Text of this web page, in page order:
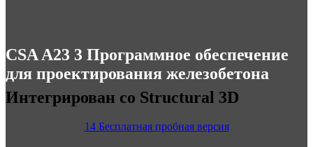
CSA A23 3 Программное обеспечение
для проектирования железобетона
Интегрирован со Structural 3D
14 Бесплатная пробная версия